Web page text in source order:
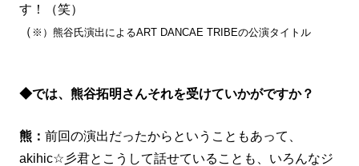
す！（笑）
（ ※）熊谷氏演出によるART DANCAE TRIBEの公演タイトル
◆では、熊谷拓明さんそれを受けていかがですか？
熊： 前回の演出だったからということもあって、
akihic☆彡君とこうして話せていることも、いろんなジ